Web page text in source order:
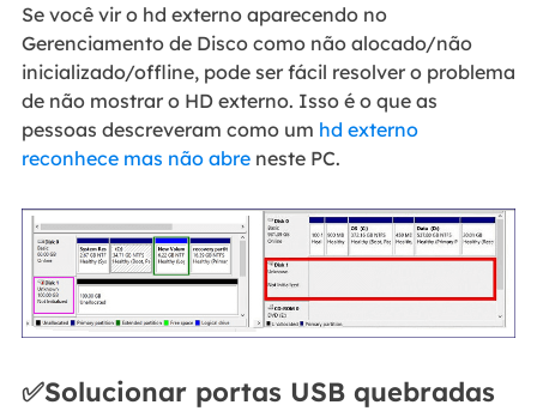
Se você vir o hd externo aparecendo no
Gerenciamento de Disco como não alocado/não
inicializado/offline, pode ser fácil resolver o problema
de não mostrar o HD externo. Isso é o que as
pessoas descreveram como um hd externo
reconhece mas não abreneste PC.
✅Solucionar portas USB quebradas